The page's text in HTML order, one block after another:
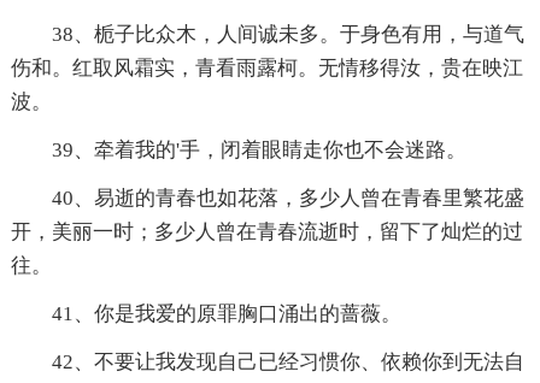
38、栀子比众木，人间诚未多。于身色有用，与道气
伤和。红取风霜实，青看雨露柯。无情移得汝，贵在映江
波。
39、牵着我的'手，闭着眼睛走你也不会迷路。
40、易逝的青春也如花落，多少人曾在青春里繁花盛
开，美丽一时；多少人曾在青春流逝时，留下了灿烂的过
往。
41、你是我爱的原罪胸口涌出的蔷薇。
42、不要让我发现自己已经习惯你、依赖你到无法自